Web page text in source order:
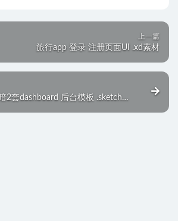
上一篇
旅行app 登录 注册页面UI .xd素材
2套dashboard 后台模板 .sketch